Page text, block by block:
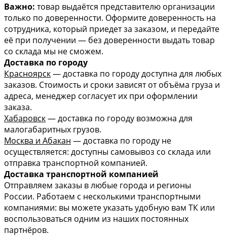
Важно: товар выдаётся представителю организации
только по доверенности. Оформите доверенность на
сотрудника, который приедет за заказом, и передайте
её при получении — без доверенности выдать товар
со склада мы не сможем.
Доставка по городу
Красноярск— доставка по городу доступна для любых
заказов. Стоимость и сроки зависят от объёма груза и
адреса, менеджер согласует их при оформлении
заказа.
Хабаровск— доставка по городу возможна для
малогабаритных грузов.
Москва и Абакан — доставка по городу не
осуществляется: доступны самовывоз со склада или
отправка транспортной компанией.
Доставка транспортной компанией
Отправляем заказы в любые города и регионы
России. Работаем с несколькими транспортными
компаниями: вы можете указать удобную вам ТК или
воспользоваться одним из наших постоянных
партнёров.